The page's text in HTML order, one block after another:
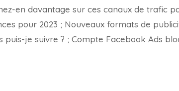
en davantage sur ces canaux de trafic
pour 2023 ; Nouveaux formats de
puis-je suivre ? ; Compte Facebook Ads